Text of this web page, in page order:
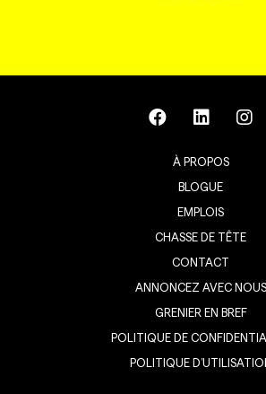
À PROPOS
BLOGUE
EMPLOIS
CHASSE DE TÊTE
CONTACT
ANNONCEZ AVEC NOUS
GRENIER EN BREF
POLITIQUE DE
POLITIQUE